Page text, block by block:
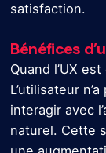
satisfaction.
Bénéfices
Quand l’UX
L’utilisateur
interagir avec
naturel. Cette